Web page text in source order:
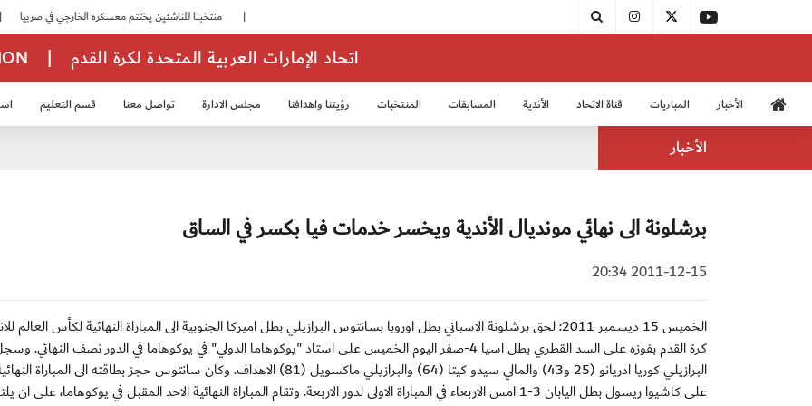
اتحاد الكرة يُنظم ورشة عمل للمراقبين المعتمدين | منتخبنا للناشئين يختتم معسكره الخارجي في صربيا
| اتحاد الإمارات العربية المتحدة لكرة القدم
الأخبار المباريات قناة الاتحاد الأندية المسابقات المنتخبات رؤيتنا واهدافنا مجلس الادارة تواصل معنا قسم التعليم
الأخبار
برشلونة الى نهائي مونديال الأندية ويخسر خدمات فيا بكسر في الساق
2011-12-15 20:34
الخميس 15 ديسمبر 2011: لحق برشلونة الاسباني بطل اوروبا بسانتوس البرازيلي بطل اميركا الجنوبية الى المباراة النهائية لكأس العالم
كرة القدم بفوزه على السد القطري بطل اسيا 4-صفر اليوم الخميس على استاد "يوكوهاما الدولي" في يوكوهاما في الدور نصف النهائي.
البرازيلي كوريا ادريانو (25 و43) والمالي سيدو كيتا (64) والبرازيلي ماكسويل (81) الاهداف. وكان سانتوس حجز بطاقته الى
على كاشيوا ريسول بطل اليابان 3-1 امس الاربعاء في المباراة الاولى لدور الاربعة. وتقام المباراة النهائية الاحد المقبل في يوكوهاما، على